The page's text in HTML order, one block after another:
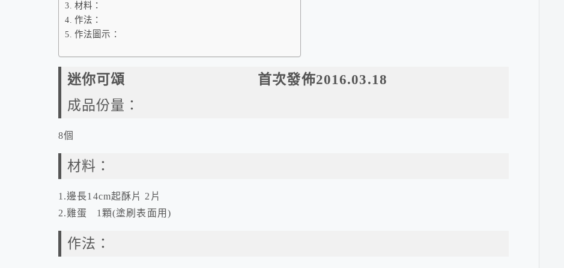
材料：
作法：
作法圖示：
迷你可頌 首次發佈2016.03.18
成品份量：
8個
材料：
1.邊長14cm起酥片 2片
2.雞蛋 1顆(塗刷表面用)
作法：